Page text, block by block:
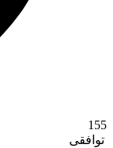
155
توافقی